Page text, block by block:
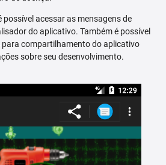
possível acessar as mensagens de
do aplicativo. Também é possível
compartilhamento do aplicativo
sobre seu desenvolvimento.